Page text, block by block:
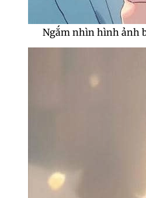
Ngắm nhìn hình ảnh